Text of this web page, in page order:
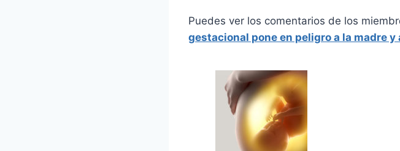
Puedes ver los comentarios de los
gestacional pone en peligro a la madre y